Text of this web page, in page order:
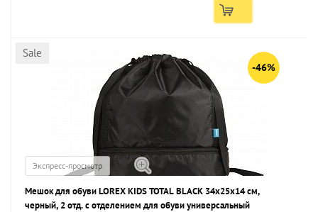
Sale
-46%
Экспресс-просмотр
Мешок для обуви LOREX KIDS TOTAL BLACK 34x25x14 см,
черный, 2 отд. с отделением для обуви универсальный